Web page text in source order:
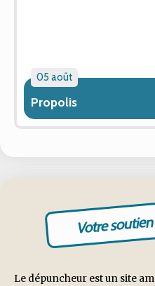
05 août
Propolis
Votre
Le dépuncheur est un site